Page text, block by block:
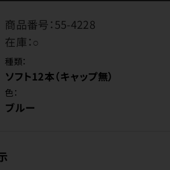
商品番号：55-4228
在庫：○
種類：
ソフト12本（キャップ無）
色：
ブルー